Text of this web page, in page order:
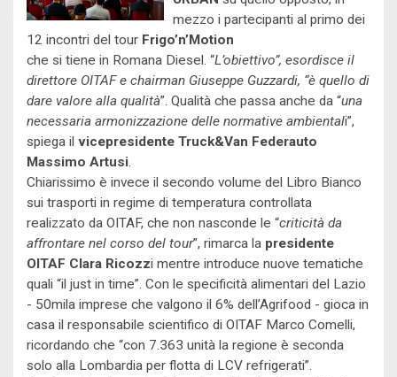
mezzo i partecipanti al primo dei
12 incontri del tour Frigo’n’Motion
che si tiene in Romana Diesel. “L’obiettivo”, esordisce il
direttore OITAF e chairman Giuseppe Guzzardi, “è quello di
dare valore alla qualità”. Qualità che passa anche da “una
necessaria armonizzazione delle normative ambientali”,
spiega il vicepresidente Truck&Van Federauto
Massimo Artusi.
Chiarissimo è invece il secondo volume del Libro Bianco
sui trasporti in regime di temperatura controllata
realizzato da OITAF, che non nasconde le “criticità da
affrontare nel corso del tour”, rimarca la presidente
OITAF Clara Ricozzi mentre introduce nuove tematiche
quali “il just in time”. Con le specificità alimentari del Lazio
- 50mila imprese che valgono il 6% dell’Agrifood - gioca in
casa il responsabile scientifico di OITAF Marco Comelli,
ricordando che “con 7.363 unità la regione è seconda
solo alla Lombardia per flotta di LCV refrigerati”.